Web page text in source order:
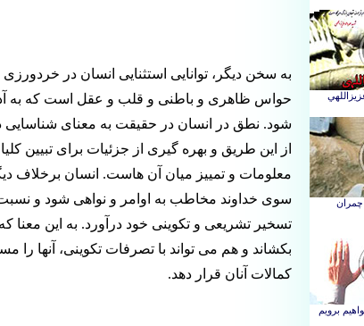
به سخن دیگر، توانایی استثنایی انسان در
حواس ظاهری و باطنی و قلب و عقل است که به
شود. نطق در انسان در حقیقت به معنای شناسایی
از این طریق و بهره گیری از جزئیات برای تبیین
معلومات و تمییز میان آن هاست. انسان برخلاف
سوی خداوند مخاطب به اوامر و نواهی شود و نسبت
تسخیر تشریعی و تکوینی خود درآورد. به این معنا
بکشاند و هم می تواند با تصرفات تکوینی، آنها
کمالات آنان قرار دهد.